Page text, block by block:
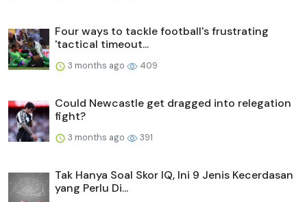
Four ways to tackle football's frustrating
'tactical timeout...
3 months ago 409
Could Newcastle get dragged into relegation
fight?
3 months ago 391
Tak Hanya Soal Skor IQ, Ini 9 Jenis Kecerdasan
yang Perlu Di...